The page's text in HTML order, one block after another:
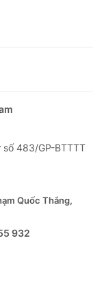
483/GP-BTTTT
Quốc Thắng,
932